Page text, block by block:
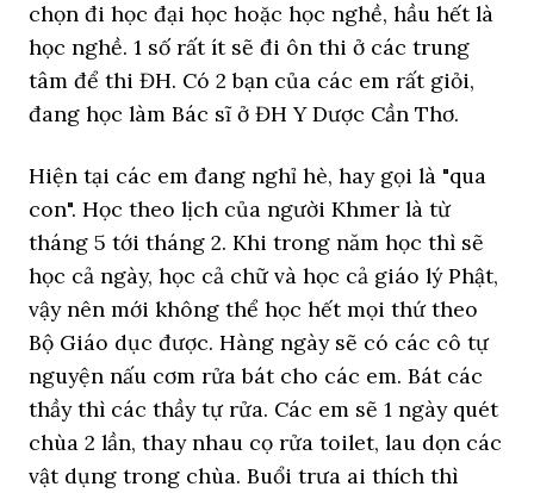
chọn đi học đại học hoặc học nghề, hầu hết là
học nghề. 1 số rất ít sẽ đi ôn thi ở các trung
tâm để thi ĐH. Có 2 bạn của các em rất giỏi,
đang học làm Bác sĩ ở ĐH Y Dược Cần Thơ.
Hiện tại các em đang nghỉ hè, hay gọi là "qua
con". Học theo lịch của người Khmer là từ
tháng 5 tới tháng 2. Khi trong năm học thì sẽ
học cả ngày, học cả chữ và học cả giáo lý Phật,
vậy nên mới không thể học hết mọi thứ theo
Bộ Giáo dục được. Hàng ngày sẽ có các cô tự
nguyện nấu cơm rửa bát cho các em. Bát các
thầy thì các thầy tự rửa. Các em sẽ 1 ngày quét
chùa 2 lần, thay nhau cọ rửa toilet, lau dọn các
vật dụng trong chùa. Buổi trưa ai thích thì